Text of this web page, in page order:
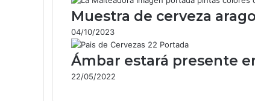
o
r
r
e
o
l
Muestra de cerveza
04/10/2023
Ámbar estará presente
22/05/2022